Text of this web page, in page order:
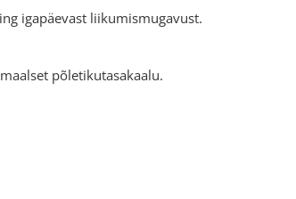
igapäevast liikumismugavust.
põletikutasakaalu.